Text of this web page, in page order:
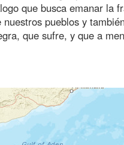
que busca emanar la
pueblos y
que sufre, y que a